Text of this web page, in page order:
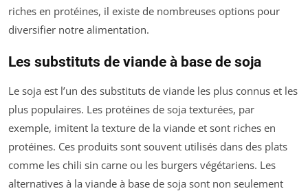
riches en protéines, il existe de nombreuses options pour
diversifier notre alimentation.
Les substituts de viande à base de soja
Le soja est l’un des substituts de viande les plus connus et les
plus populaires. Les protéines de soja texturées, par
exemple, imitent la texture de la viande et sont riches en
protéines. Ces produits sont souvent utilisés dans des plats
comme les chili sin carne ou les burgers végétariens. Les
alternatives à la viande à base de soja sont non seulement